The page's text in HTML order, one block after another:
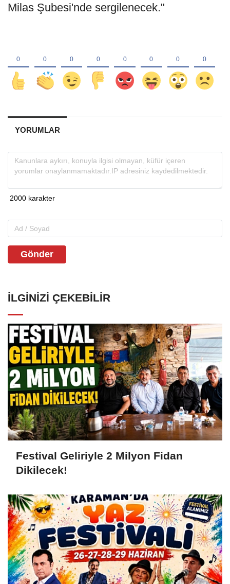
Milas Şubesi'nde sergilenecek."
YORUMLAR
Gönder
İLGINIZI ÇEKEBILIR
Festival Geliriyle 2 Milyon Fidan
Dikilecek!